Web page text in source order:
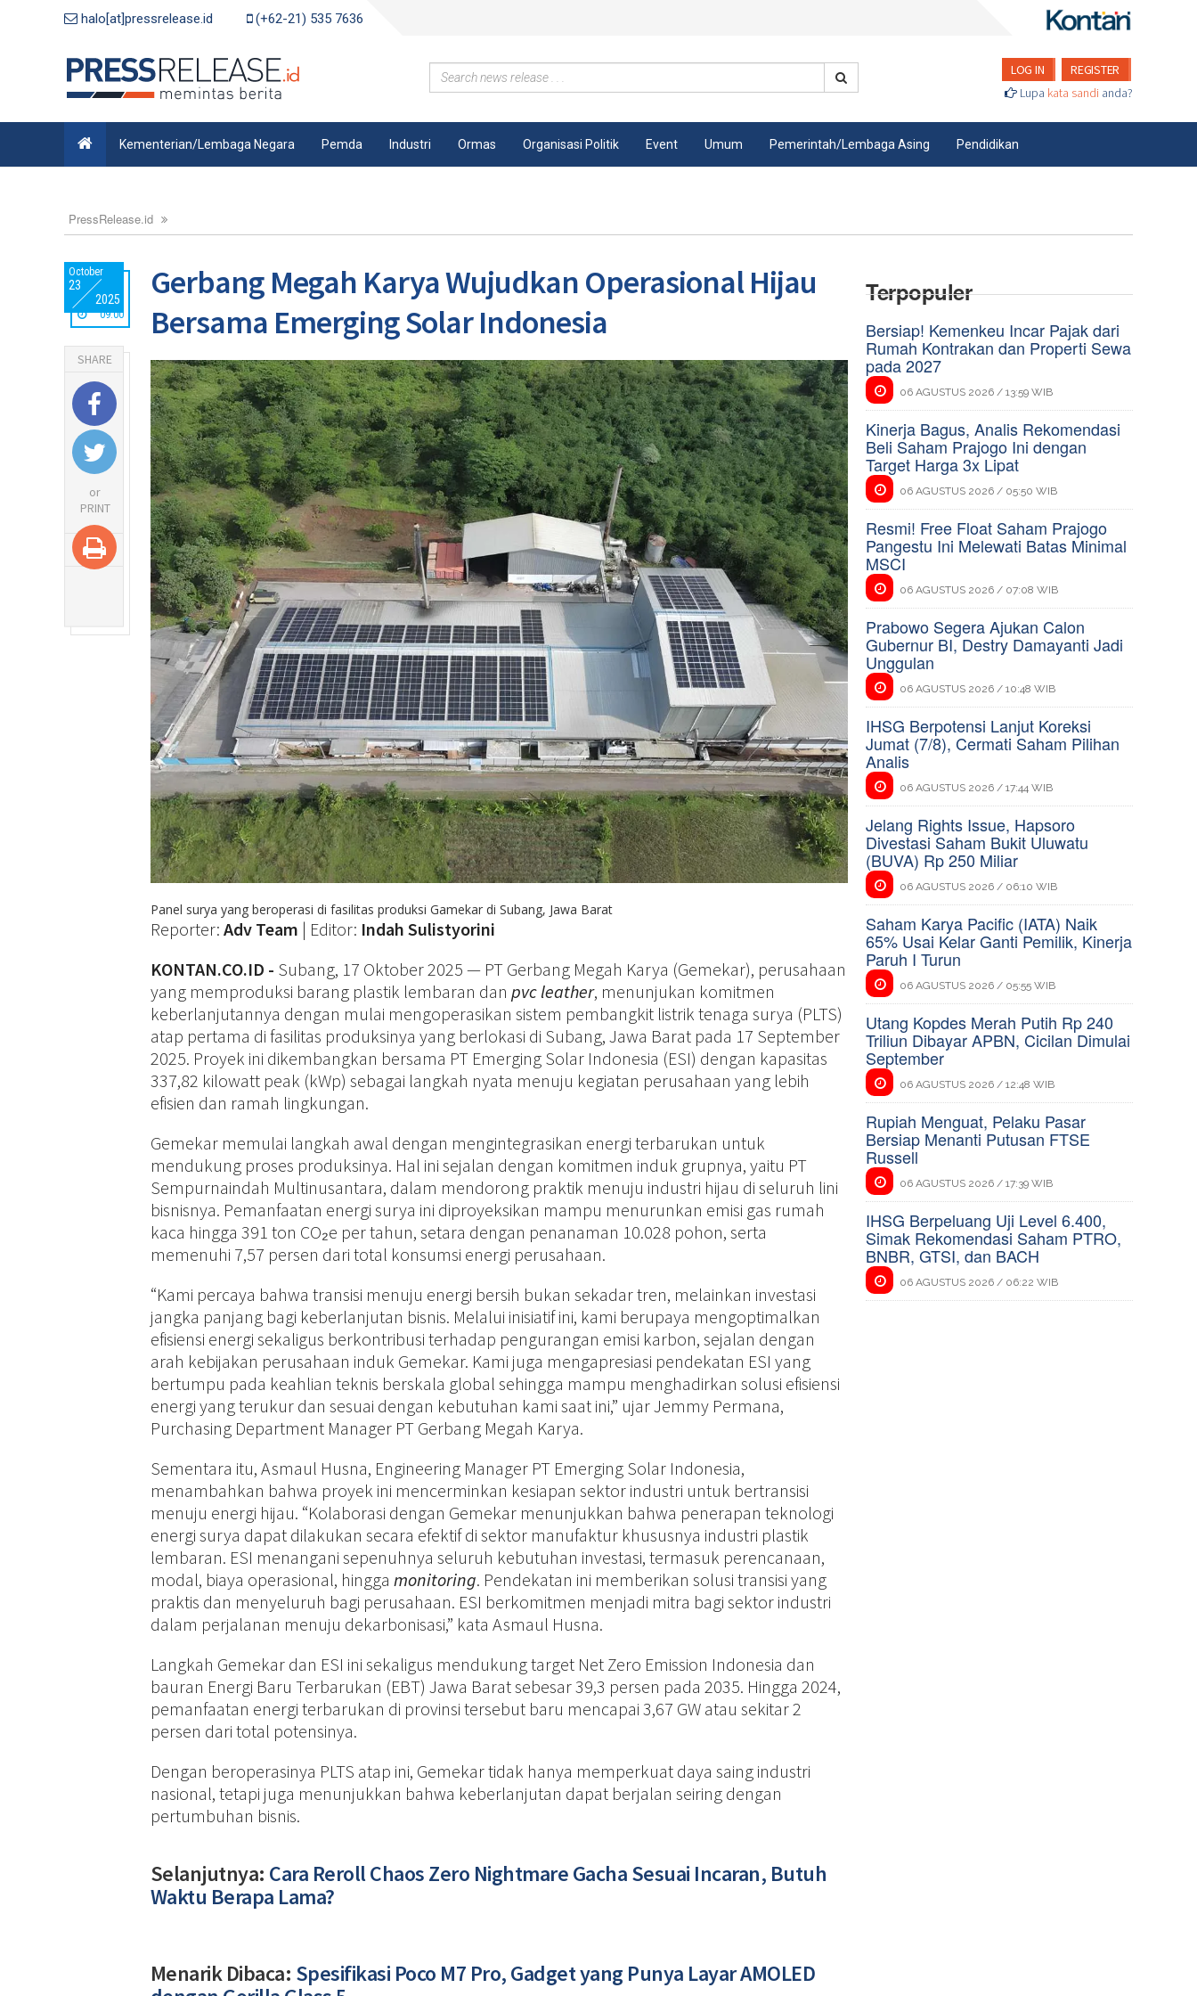
halo[at]pressrelease.id (+62-21) 535 7636
LOG IN
REGISTER
Lupa kata sandi anda?
Kementerian/Lembaga Negara Pemda Industri Ormas Organisasi Politik Event Umum Pemerintah/Lembaga Asing Pendidikan
PressRelease.id
October
23
2025
09:00
SHARE
or
PRINT
Gerbang Megah Karya Wujudkan Operasional Hijau
Bersama Emerging Solar Indonesia
Panel surya yang beroperasi di fasilitas produksi Gamekar di Subang, Jawa Barat
Reporter: Adv Team | Editor: Indah Sulistyorini
KONTAN.CO.ID - Subang, 17 Oktober 2025 — PT Gerbang Megah Karya (Gemekar), perusahaan
yang memproduksi barang plastik lembaran dan pvc leather, menunjukan komitmen
keberlanjutannya dengan mulai mengoperasikan sistem pembangkit listrik tenaga surya (PLTS)
atap pertama di fasilitas produksinya yang berlokasi di Subang, Jawa Barat pada 17 September
2025. Proyek ini dikembangkan bersama PT Emerging Solar Indonesia (ESI) dengan kapasitas
337,82 kilowatt peak (kWp) sebagai langkah nyata menuju kegiatan perusahaan yang lebih
efisien dan ramah lingkungan.
Gemekar memulai langkah awal dengan mengintegrasikan energi terbarukan untuk
mendukung proses produksinya. Hal ini sejalan dengan komitmen induk grupnya, yaitu PT
Sempurnaindah Multinusantara, dalam mendorong praktik menuju industri hijau di seluruh lini
bisnisnya. Pemanfaatan energi surya ini diproyeksikan mampu menurunkan emisi gas rumah
kaca hingga 391 ton CO₂e per tahun, setara dengan penanaman 10.028 pohon, serta
memenuhi 7,57 persen dari total konsumsi energi perusahaan.
“Kami percaya bahwa transisi menuju energi bersih bukan sekadar tren, melainkan investasi
jangka panjang bagi keberlanjutan bisnis. Melalui inisiatif ini, kami berupaya mengoptimalkan
efisiensi energi sekaligus berkontribusi terhadap pengurangan emisi karbon, sejalan dengan
arah kebijakan perusahaan induk Gemekar. Kami juga mengapresiasi pendekatan ESI yang
bertumpu pada keahlian teknis berskala global sehingga mampu menghadirkan solusi efisiensi
energi yang terukur dan sesuai dengan kebutuhan kami saat ini,” ujar Jemmy Permana,
Purchasing Department Manager PT Gerbang Megah Karya.
Sementara itu, Asmaul Husna, Engineering Manager PT Emerging Solar Indonesia,
menambahkan bahwa proyek ini mencerminkan kesiapan sektor industri untuk bertransisi
menuju energi hijau. “Kolaborasi dengan Gemekar menunjukkan bahwa penerapan teknologi
energi surya dapat dilakukan secara efektif di sektor manufaktur khususnya industri plastik
lembaran. ESI menangani sepenuhnya seluruh kebutuhan investasi, termasuk perencanaan,
modal, biaya operasional, hingga monitoring. Pendekatan ini memberikan solusi transisi yang
praktis dan menyeluruh bagi perusahaan. ESI berkomitmen menjadi mitra bagi sektor industri
dalam perjalanan menuju dekarbonisasi,” kata Asmaul Husna.
Langkah Gemekar dan ESI ini sekaligus mendukung target Net Zero Emission Indonesia dan
bauran Energi Baru Terbarukan (EBT) Jawa Barat sebesar 39,3 persen pada 2035. Hingga 2024,
pemanfaatan energi terbarukan di provinsi tersebut baru mencapai 3,67 GW atau sekitar 2
persen dari total potensinya.
Dengan beroperasinya PLTS atap ini, Gemekar tidak hanya memperkuat daya saing industri
nasional, tetapi juga menunjukkan bahwa keberlanjutan dapat berjalan seiring dengan
pertumbuhan bisnis.
Selanjutnya: Cara Reroll Chaos Zero Nightmare Gacha Sesuai Incaran, Butuh
Waktu Berapa Lama?
Menarik Dibaca: Spesifikasi Poco M7 Pro, Gadget yang Punya Layar AMOLED
Terpopuler
Bersiap! Kemenkeu Incar Pajak dari
Rumah Kontrakan dan Properti Sewa
pada 2027
06 AGUSTUS 2026 / 13:59 WIB
Kinerja Bagus, Analis Rekomendasi
Beli Saham Prajogo Ini dengan
Target Harga 3x Lipat
06 AGUSTUS 2026 / 05:50 WIB
Resmi! Free Float Saham Prajogo
Pangestu Ini Melewati Batas Minimal
MSCI
06 AGUSTUS 2026 / 07:08 WIB
Prabowo Segera Ajukan Calon
Gubernur BI, Destry Damayanti Jadi
Unggulan
06 AGUSTUS 2026 / 10:48 WIB
IHSG Berpotensi Lanjut Koreksi
Jumat (7/8), Cermati Saham Pilihan
Analis
06 AGUSTUS 2026 / 17:44 WIB
Jelang Rights Issue, Hapsoro
Divestasi Saham Bukit Uluwatu
(BUVA) Rp 250 Miliar
06 AGUSTUS 2026 / 06:10 WIB
Saham Karya Pacific (IATA) Naik
65% Usai Kelar Ganti Pemilik, Kinerja
Paruh I Turun
06 AGUSTUS 2026 / 05:55 WIB
Utang Kopdes Merah Putih Rp 240
Triliun Dibayar APBN, Cicilan Dimulai
September
06 AGUSTUS 2026 / 12:48 WIB
Rupiah Menguat, Pelaku Pasar
Bersiap Menanti Putusan FTSE
Russell
06 AGUSTUS 2026 / 17:39 WIB
IHSG Berpeluang Uji Level 6.400,
Simak Rekomendasi Saham PTRO,
BNBR, GTSI, dan BACH
06 AGUSTUS 2026 / 06:22 WIB